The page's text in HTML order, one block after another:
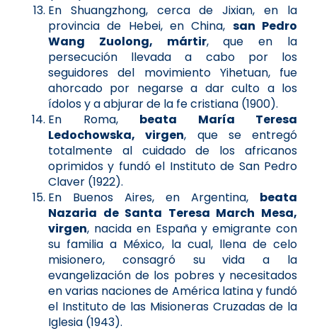
En Shuangzhong, cerca de Jixian, en la
provincia de Hebei, en China, san Pedro
Wang Zuolong, mártir, que en la
persecución llevada a cabo por los
seguidores del movimiento Yihetuan, fue
ahorcado por negarse a dar culto a los
ídolos y a abjurar de la fe cristiana (1900).
En Roma, beata María Teresa
Ledochowska, virgen, que se entregó
totalmente al cuidado de los africanos
oprimidos y fundó el Instituto de San Pedro
Claver (1922).
En Buenos Aires, en Argentina, beata
Nazaria de Santa Teresa March Mesa,
virgen, nacida en España y emigrante con
su familia a México, la cual, llena de celo
misionero, consagró su vida a la
evangelización de los pobres y necesitados
en varias naciones de América latina y fundó
el Instituto de las Misioneras Cruzadas de la
Iglesia (1943).